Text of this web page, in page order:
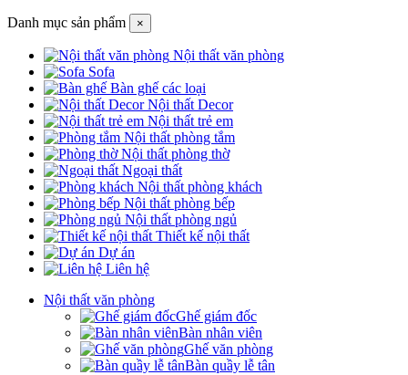
Danh mục sản phẩm ×
Nội thất văn phòng
Sofa
Bàn ghế các loại
Nội thất Decor
Nội thất trẻ em
Nội thất phòng tắm
Nội thất phòng thờ
Ngoại thất
Nội thất phòng khách
Nội thất phòng bếp
Nội thất phòng ngủ
Thiết kế nội thất
Dự án
Liên hệ
Nội thất văn phòng
Ghế giám đốc
Bàn nhân viên
Ghế văn phòng
Bàn quầy lễ tân